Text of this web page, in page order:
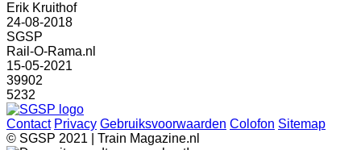
Erik Kruithof
24-08-2018
SGSP
Rail-O-Rama.nl
15-05-2021
39902
5232
Contact Privacy Gebruiksvoorwaarden Colofon Sitemap
© SGSP 2021 | Train Magazine.nl